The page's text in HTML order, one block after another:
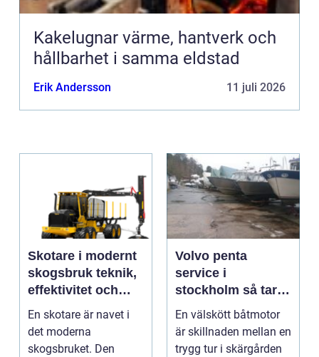
Kakelugnar värme, hantverk och
hållbarhet i samma eldstad
Erik Andersson 11 juli 2026
Skotare i modernt
skogsbruk teknik,
effektivitet och
hållbarhet
En skotare är navet i
det moderna
skogsbruket. Den
Volvo penta
service i
stockholm så tar
du hand om din
båtmotor på rätt
sätt
En välskött båtmotor
är skillnaden mellan en
trygg tur i skärgården